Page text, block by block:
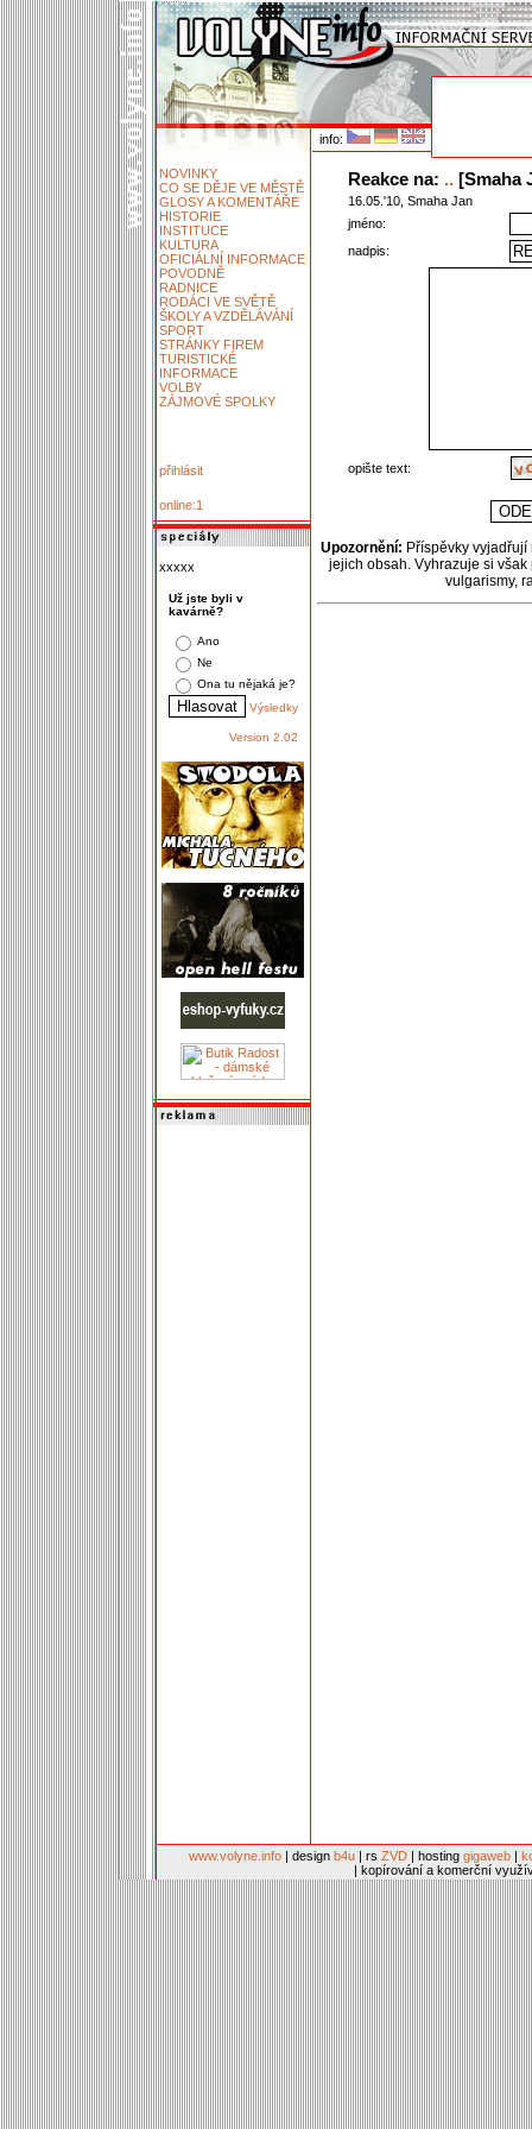
info:
NOVINKY
CO SE DĚJE VE MĚSTĚ
GLOSY A KOMENTÁŘE
HISTORIE
INSTITUCE
KULTURA
OFICIÁLNÍ INFORMACE
POVODNĚ
RADNICE
RODÁCI VE SVĚTĚ
ŠKOLY A VZDĚLÁVÁNÍ
SPORT
STRÁNKY FIREM
TURISTICKÉ
INFORMACE
VOLBY
ZÁJMOVÉ SPOLKY
přihlásit
online:1
xxxxx
Už jste byli v
kavárně?
Ano
Ne
Ona tu nějaká je?
Výsledky
Version 2.02
Reakce na: ..[Smaha
16.05.'10, Smaha Jan
jméno:
nadpis:
opište text:
Upozornění: Příspěvky
jejich obsah. Vyhrazuje si
vulgarismy,
www.volyne.info | design b4u | rs ZVD | hosting gigaweb |
| kopírování a komerční